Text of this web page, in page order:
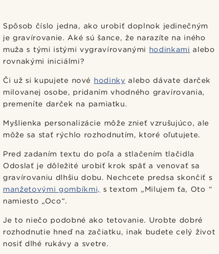
Spôsob číslo jedna, ako urobiť doplnok jedinečným
je gravírovanie. Aké sú šance, že narazíte na iného
muža s tými istými vygravírovanými hodinkami alebo
rovnakými iniciálmi?
Či už si kupujete nové hodinky alebo dávate darček
milovanej osobe, pridaním vhodného gravírovania,
premeníte darček na pamiatku.
Myšlienka personalizácie môže znieť vzrušujúco, ale
môže sa stať rýchlo rozhodnutím, ktoré oľutujete.
Pred zadaním textu do poľa a stlačením tlačidla
Odoslať je dôležité urobiť krok späť a venovať sa
gravírovaniu dlhšiu dobu. Nechcete predsa skončiť s
manžetovými gombíkmi, s textom „Milujem ťa, Oto “
namiesto „Oco“.
Je to niečo podobné ako tetovanie. Urobte dobré
rozhodnutie hneď na začiatku, inak budete celý život
nosiť dlhé rukávy a svetre.